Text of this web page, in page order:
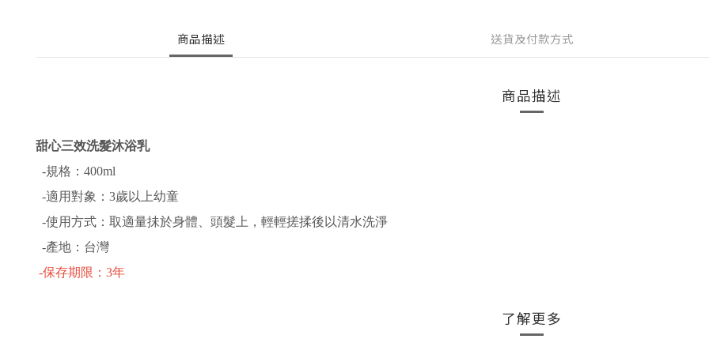
商品描述 送貨及付款方式
商品描述
甜心三效洗髮沐浴乳
-規格：400ml
-適用對象：3歲以上幼童
-使用方式：取適量抺於身體、頭髮上，輕輕搓揉後以清水洗淨
-產地：台灣
-保存期限：3年
了解更多